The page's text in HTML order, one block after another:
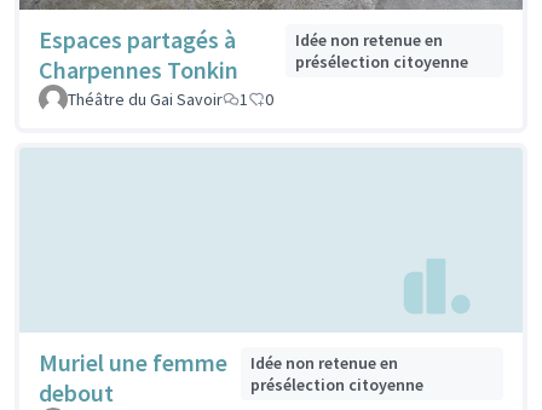
Espaces partagés à
Charpennes Tonkin
Idée non retenue en
présélection citoyenne
Théâtre du Gai Savoir
1 0
Muriel une femme
debout
Idée non retenue en
présélection citoyenne